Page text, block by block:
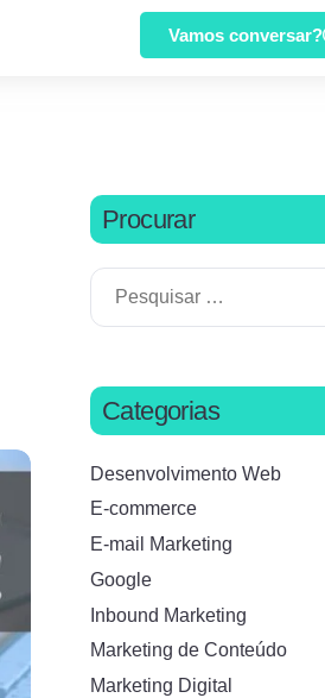
Vamos conversar?
Procurar
Categorias
Desenvolvimento Web
E-commerce
E-mail Marketing
Google
Inbound Marketing
Marketing de Conteúdo
Marketing Digital